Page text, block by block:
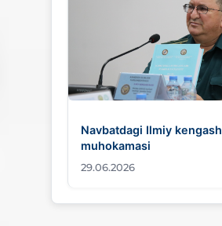
Navbatdagi Ilmiy kengash
muhokamasi
29.06.2026